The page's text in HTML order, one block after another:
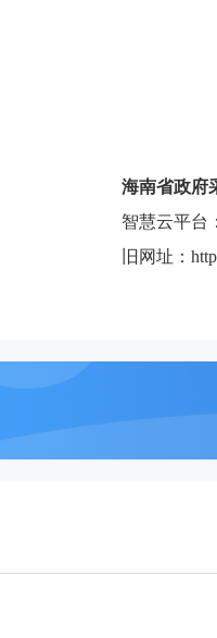
海南省政府
智慧云平台
旧网址：